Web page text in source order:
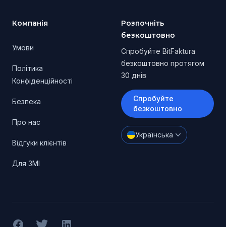
Компанія
Умови
Політика
Конфіденційності
Безпека
Про нас
Відгуки клієнтів
Для ЗМІ
Розпочніть
безкоштовно
Спробуйте BitFaktura
безкоштовно протягом
30 днів
Спробуйте
безкоштовно
Українська
FacebookX (Twitter)LinkedIn